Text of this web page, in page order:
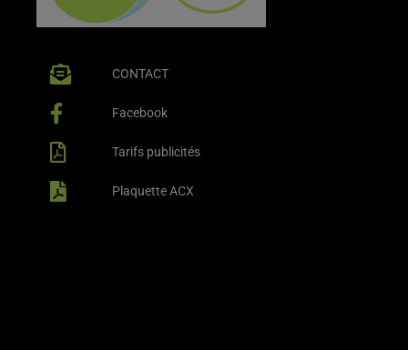
CONTACT
Facebook
Tarifs publicités
Plaquette ACX